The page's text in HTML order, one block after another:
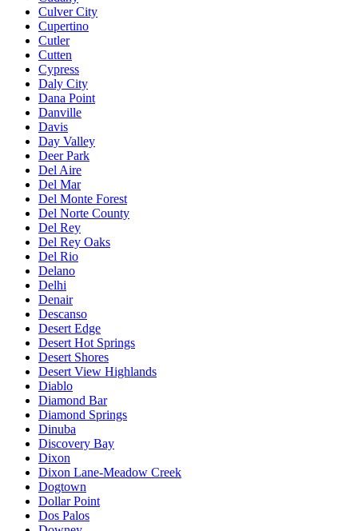
Culver City
Cupertino
Cutler
Cutten
Cypress
Daly City
Dana Point
Danville
Davis
Day Valley
Deer Park
Del Aire
Del Mar
Del Monte Forest
Del Norte County
Del Rey
Del Rey Oaks
Del Rio
Delano
Delhi
Denair
Descanso
Desert Edge
Desert Hot Springs
Desert Shores
Desert View Highlands
Diablo
Diamond Bar
Diamond Springs
Dinuba
Discovery Bay
Dixon
Dixon Lane-Meadow Creek
Dogtown
Dollar Point
Dos Palos